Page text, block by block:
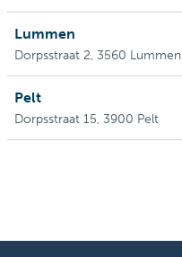
Lummen
Dorpsstraat 2, 3560 Lummen
Pelt
Dorpsstraat 15, 3900 Pelt